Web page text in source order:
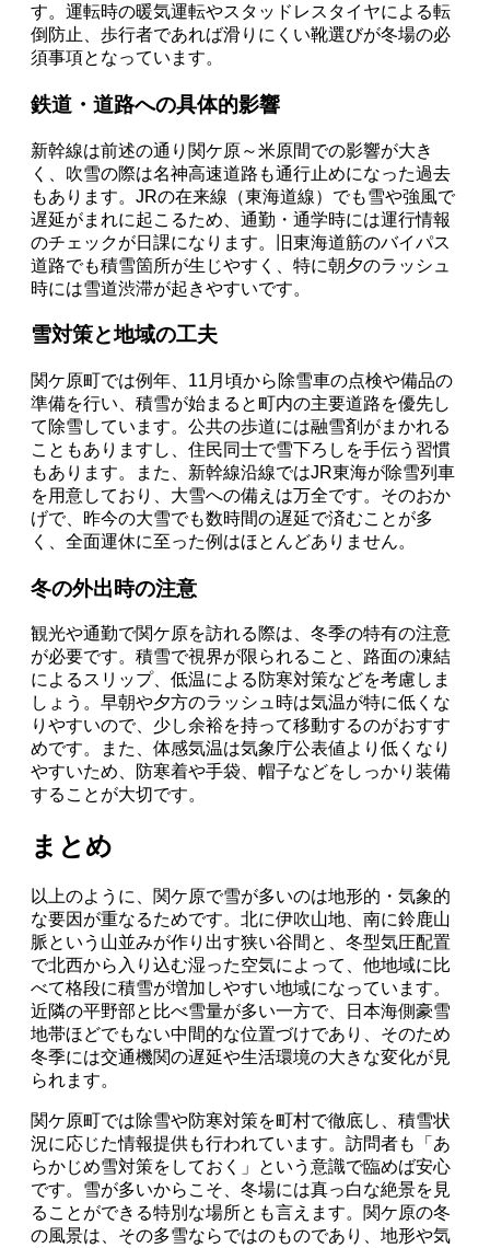
す。運転時の暖気運転やスタッドレスタイヤによる転
倒防止、歩行者であれば滑りにくい靴選びが冬場の必
須事項となっています。
鉄道・道路への具体的影響
新幹線は前述の通り関ケ原～米原間での影響が大き
く、吹雪の際は名神高速道路も通行止めになった過去
もあります。JRの在来線（東海道線）でも雪や強風で
遅延がまれに起こるため、通勤・通学時には運行情報
のチェックが日課になります。旧東海道筋のバイパス
道路でも積雪箇所が生じやすく、特に朝夕のラッシュ
時には雪道渋滞が起きやすいです。
雪対策と地域の工夫
関ケ原町では例年、11月頃から除雪車の点検や備品の
準備を行い、積雪が始まると町内の主要道路を優先し
て除雪しています。公共の歩道には融雪剤がまかれる
こともありますし、住民同士で雪下ろしを手伝う習慣
もあります。また、新幹線沿線ではJR東海が除雪列車
を用意しており、大雪への備えは万全です。そのおか
げで、昨今の大雪でも数時間の遅延で済むことが多
く、全面運休に至った例はほとんどありません。
冬の外出時の注意
観光や通勤で関ケ原を訪れる際は、冬季の特有の注意
が必要です。積雪で視界が限られること、路面の凍結
によるスリップ、低温による防寒対策などを考慮しま
しょう。早朝や夕方のラッシュ時は気温が特に低くな
りやすいので、少し余裕を持って移動するのがおすす
めです。また、体感気温は気象庁公表値より低くなり
やすいため、防寒着や手袋、帽子などをしっかり装備
することが大切です。
まとめ
以上のように、関ケ原で雪が多いのは地形的・気象的
な要因が重なるためです。北に伊吹山地、南に鈴鹿山
脈という山並みが作り出す狭い谷間と、冬型気圧配置
で北西から入り込む湿った空気によって、他地域に比
べて格段に積雪が増加しやすい地域になっています。
近隣の平野部と比べ雪量が多い一方で、日本海側豪雪
地帯ほどでもない中間的な位置づけであり、そのため
冬季には交通機関の遅延や生活環境の大きな変化が見
られます。
関ケ原町では除雪や防寒対策を町村で徹底し、積雪状
況に応じた情報提供も行われています。訪問者も「あ
らかじめ雪対策をしておく」という意識で臨めば安心
です。雪が多いからこそ、冬場には真っ白な絶景を見
ることができる特別な場所とも言えます。関ケ原の冬
の風景は、その多雪ならではのものであり、地形や気